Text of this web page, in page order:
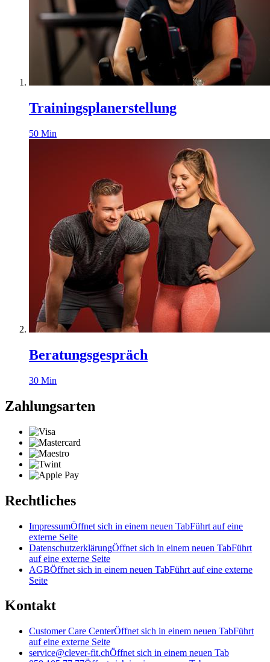
Trainingsplanerstellung
50 Min
Beratungsgespräch
30 Min
Zahlungsarten
Rechtliches
ImpressumÖffnet sich in einem neuen TabFührt auf eine
externe Seite
DatenschutzerklärungÖffnet sich in einem neuen TabFührt
auf eine externe Seite
AGBÖffnet sich in einem neuen TabFührt auf eine externe
Seite
Kontakt
Customer Care CenterÖffnet sich in einem neuen TabFührt
auf eine externe Seite
service@clever-fit.chÖffnet sich in einem neuen Tab